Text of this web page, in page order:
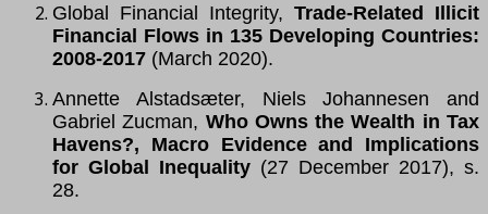
Global Financial Integrity, Trade-Related Illicit
Financial Flows in 135 Developing Countries:
2008-2017 (March 2020).
Annette Alstadsæter, Niels Johannesen and
Gabriel Zucman, Who Owns the Wealth in Tax
Havens?, Macro Evidence and Implications
for Global Inequality (27 December 2017), s.
28.